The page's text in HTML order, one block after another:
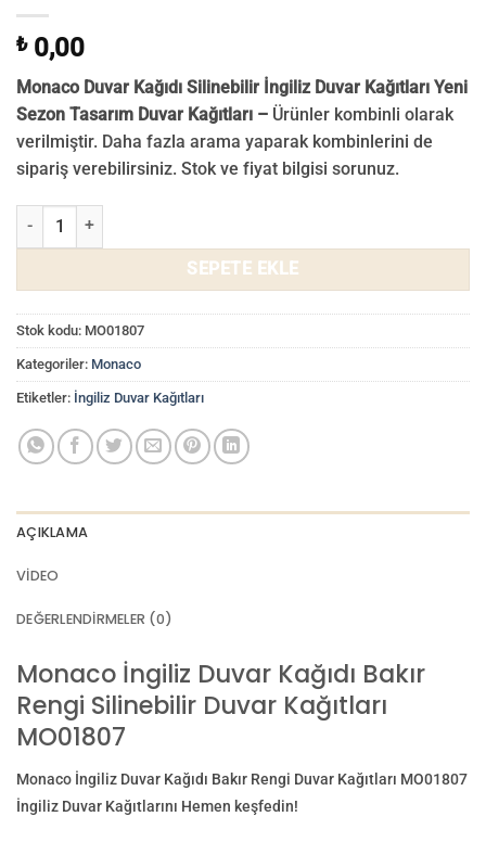
₺0,00
Monaco Duvar Kağıdı Silinebilir İngiliz Duvar Kağıtları Yeni
Sezon Tasarım Duvar Kağıtları – Ürünler kombinli olarak
verilmiştir. Daha fazla arama yaparak kombinlerini de
sipariş verebilirsiniz. Stok ve fiyat bilgisi sorunuz.
Monaco İngiliz Duvar Kağıdı Bakır Rengi Silinebilir Duvar Kağıtları
SEPETE EKLE
Stok kodu: MO01807
Kategoriler: Monaco
Etiketler: İngiliz Duvar Kağıtları
AÇIKLAMA
VIDEO
DEĞERLENDIRMELER (0)
Monaco İngiliz Duvar Kağıdı Bakır
Rengi Silinebilir Duvar Kağıtları
MO01807
Monaco İngiliz Duvar Kağıdı Bakır Rengi Duvar Kağıtları MO01807
İngiliz Duvar Kağıtlarını Hemen keşfedin!